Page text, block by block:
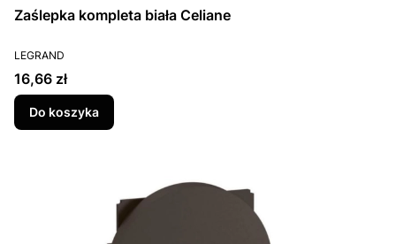
Zaślepka kompleta biała Celiane
PRODUCENT
LEGRAND
Cena
16,66 zł
Do koszyka